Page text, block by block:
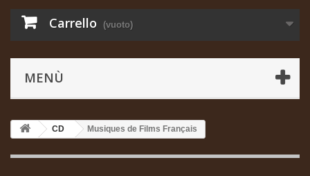
Carrello (vuoto)
MENÙ
CD Musiques de Films Français